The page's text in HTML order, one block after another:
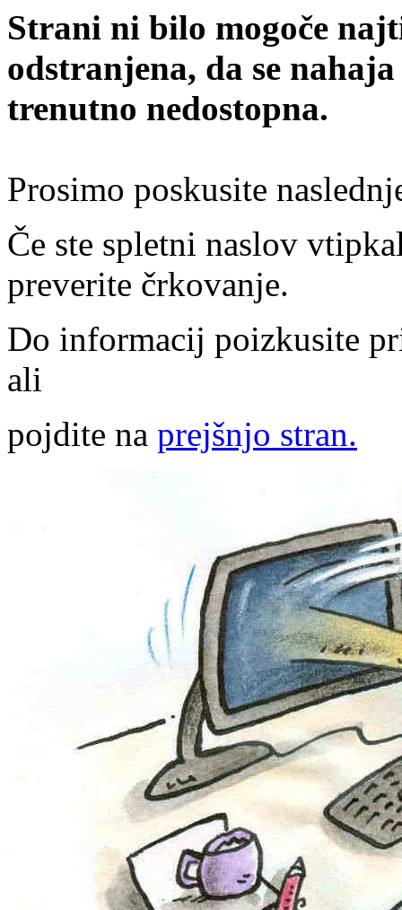
Strani ni bilo mogoče
odstranjena, da se
trenutno nedostopna.
Prosimo poskusite
Če ste spletni naslov
preverite črkovanje.
Do informacij poizkusite
ali
pojdite na prejšnjo stran.